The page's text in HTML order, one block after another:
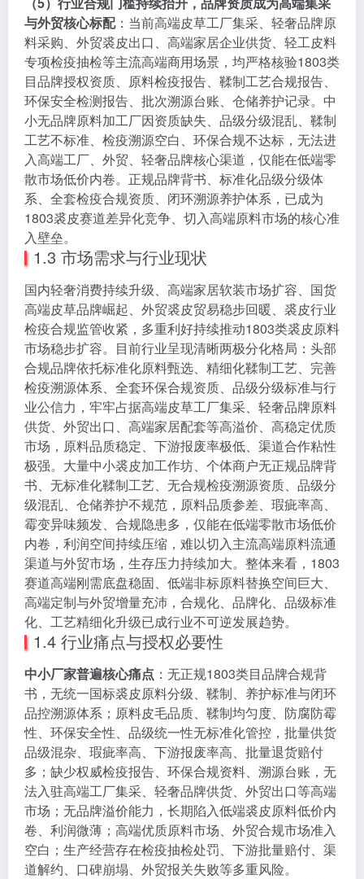
与外贸核心标配：当前高端皮草工厂集采、轻奢品牌原
料采购、外贸裘皮出口、高端家居企业供货、轻工皮料
专项检疫抽检等主流高端商用场景，均严格核验1803类
目品牌授权资质、原料检疫报告、鞣制工艺合规报告、
环保安全检测报告、批次溯源台账、仓储养护记录。中
小无品牌原料加工厂因资质缺失、品级分级混乱、鞣制
工艺不标准、检疫溯源空白、环保合规不达标，无法进
入高端工厂、外贸、轻奢品牌核心渠道，仅能在低端零
散市场低价内卷。正规品牌背书、标准化品级分级体
系、全套检疫合规资质、闭环溯源养护体系，已成为
1803裘皮赛道差异化竞争、切入高端原料市场的核心准
入壁垒。
1.3 市场需求与行业现状
国内轻奢消费持续升级、高端家居软装市场扩容、国货
高端皮草品牌崛起、外贸裘皮贸易稳步回暖、裘皮行业
检疫合规监管收紧，多重利好持续推动1803类裘皮原料
市场稳步扩容。目前行业呈现清晰两极分化格局：头部
合规品牌依托标准化原料甄选、精细化鞣制工艺、完善
检疫溯源体系、全套环保合规资质、品级分级标准与行
业公信力，牢牢占据高端皮草工厂集采、轻奢品牌原料
供货、外贸出口、高端家居配套等高溢价、高稳定优质
市场，原料品质稳定、下游报废率极低、渠道合作粘性
极强。大量中小裘皮加工作坊、个体商户无正规品牌背
书、无标准化鞣制工艺、无合规检疫溯源资质、品级分
级混乱、仓储养护不规范，原料品质参差、瑕疵率高、
霉变异味频发、合规隐患多，仅能在低端零散市场低价
内卷，利润空间持续压缩，难以切入主流高端原料流通
渠道与外贸市场，生存压力持续加大。整体来看，1803
赛道高端刚需底盘稳固、低端非标原料替换空间巨大、
高端定制与外贸增量充沛，合规化、品牌化、品级标准
化、工艺精细化升级已成行业不可逆发展趋势。
1.4 行业痛点与授权必要性
中小厂家普遍核心痛点 ：无正规1803类目品牌合规背
书，无统一国标裘皮原料分级、鞣制、养护标准与闭环
品控溯源体系；原料皮毛品质、鞣制均匀度、防腐防霉
性、环保安全性、品级统一性无标准化管控，批量供货
品级混杂、瑕疵率高、下游报废率高、批量退货赔付
多；缺少权威检疫报告、环保合规资料、溯源台账，无
法入驻高端工厂集采、轻奢品牌供货、外贸出口等高端
市场；无品牌溢价能力，长期陷入低端裘皮原料低价内
卷、利润微薄；高端优质原料市场、外贸合规市场准入
空白；生产经营存在检疫抽检处罚、下游批量赔付、渠
道解约、口碑崩塌、外贸报关失败等多重风险。